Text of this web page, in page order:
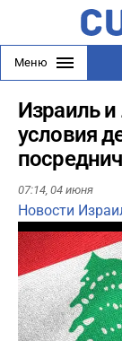
Меню
Израиль и
условия
07:14, 04 июня
Новости